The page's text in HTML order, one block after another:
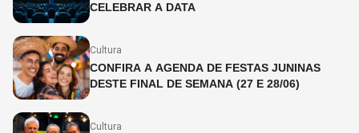
CELEBRAR A DATA
Cultura
CONFIRA A AGENDA DE FESTAS JUNINAS
DESTE FINAL DE SEMANA (27 E 28/06)
Cultura